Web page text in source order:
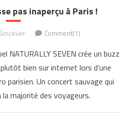
pas inaperçu à Paris !
Sincever Comment(1)
NATURALLY SEVEN crée un buzz
bien sur internet lors d’une
parisien. Un concert sauvage qui
la majorité des voyageurs.